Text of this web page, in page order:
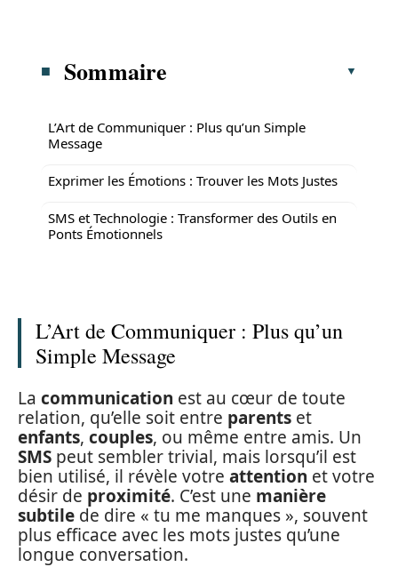
Sommaire
L’Art de Communiquer : Plus qu’un Simple
Message
Exprimer les Émotions : Trouver les Mots Justes
SMS et Technologie : Transformer des Outils en
Ponts Émotionnels
L’Art de Communiquer : Plus qu’un
Simple Message
La communication est au cœur de toute
relation, qu’elle soit entre parents et
enfants, couples, ou même entre amis. Un
SMS peut sembler trivial, mais lorsqu’il est
bien utilisé, il révèle votre attention et votre
désir de proximité. C’est une manière
subtile de dire « tu me manques », souvent
plus efficace avec les mots justes qu’une
longue conversation.